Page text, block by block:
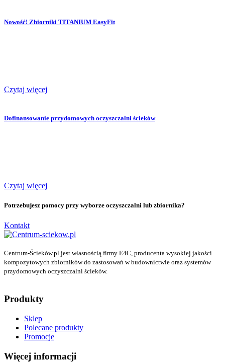
Nowość! Zbiorniki TITANIUM EasyFit
Czytaj więcej
Dofinansowanie przydomowych oczyszczalni ścieków
Czytaj więcej
Potrzebujesz pomocy przy wyborze oczyszczalni lub zbiornika?
Kontakt
Centrum-Ścieków.pl jest własnością firmy E4C, producenta wysokiej jakości
kompozytowych zbiorników do zastosowań w budownictwie oraz systemów
przydomowych oczyszczalni ścieków.
Produkty
Sklep
Polecane produkty
Promocje
Więcej informacji